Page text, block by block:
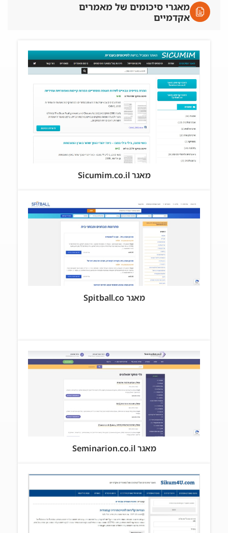
מאגרי סיכומים של מאמרים
אקדמיים
מאגר Sicumim.co.il
מאגר Spitball.co
מאגר Seminarion.co.il